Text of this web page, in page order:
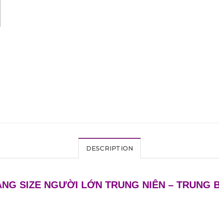
DESCRIPTION
SIZE NGƯỜI LỚN TRUNG NIÊN – TRUNG